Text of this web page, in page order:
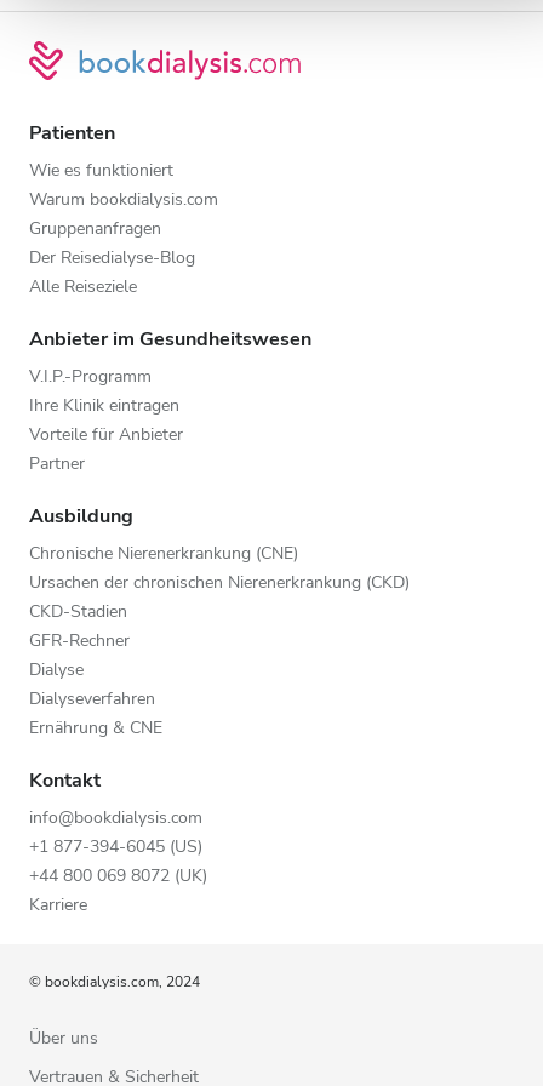
Patienten
Wie es funktioniert
Warum bookdialysis.com
Gruppenanfragen
Der Reisedialyse-Blog
Alle Reiseziele
Anbieter im Gesundheitswesen
V.I.P.-Programm
Ihre Klinik eintragen
Vorteile für Anbieter
Partner
Ausbildung
Chronische Nierenerkrankung (CNE)
Ursachen der chronischen Nierenerkrankung (CKD)
CKD-Stadien
GFR-Rechner
Dialyse
Dialyseverfahren
Ernährung & CNE
Kontakt
info@bookdialysis.com
+1 877-394-6045 (US)
+44 800 069 8072 (UK)
Karriere
© bookdialysis.com, 2024
Über uns
Vertrauen & Sicherheit